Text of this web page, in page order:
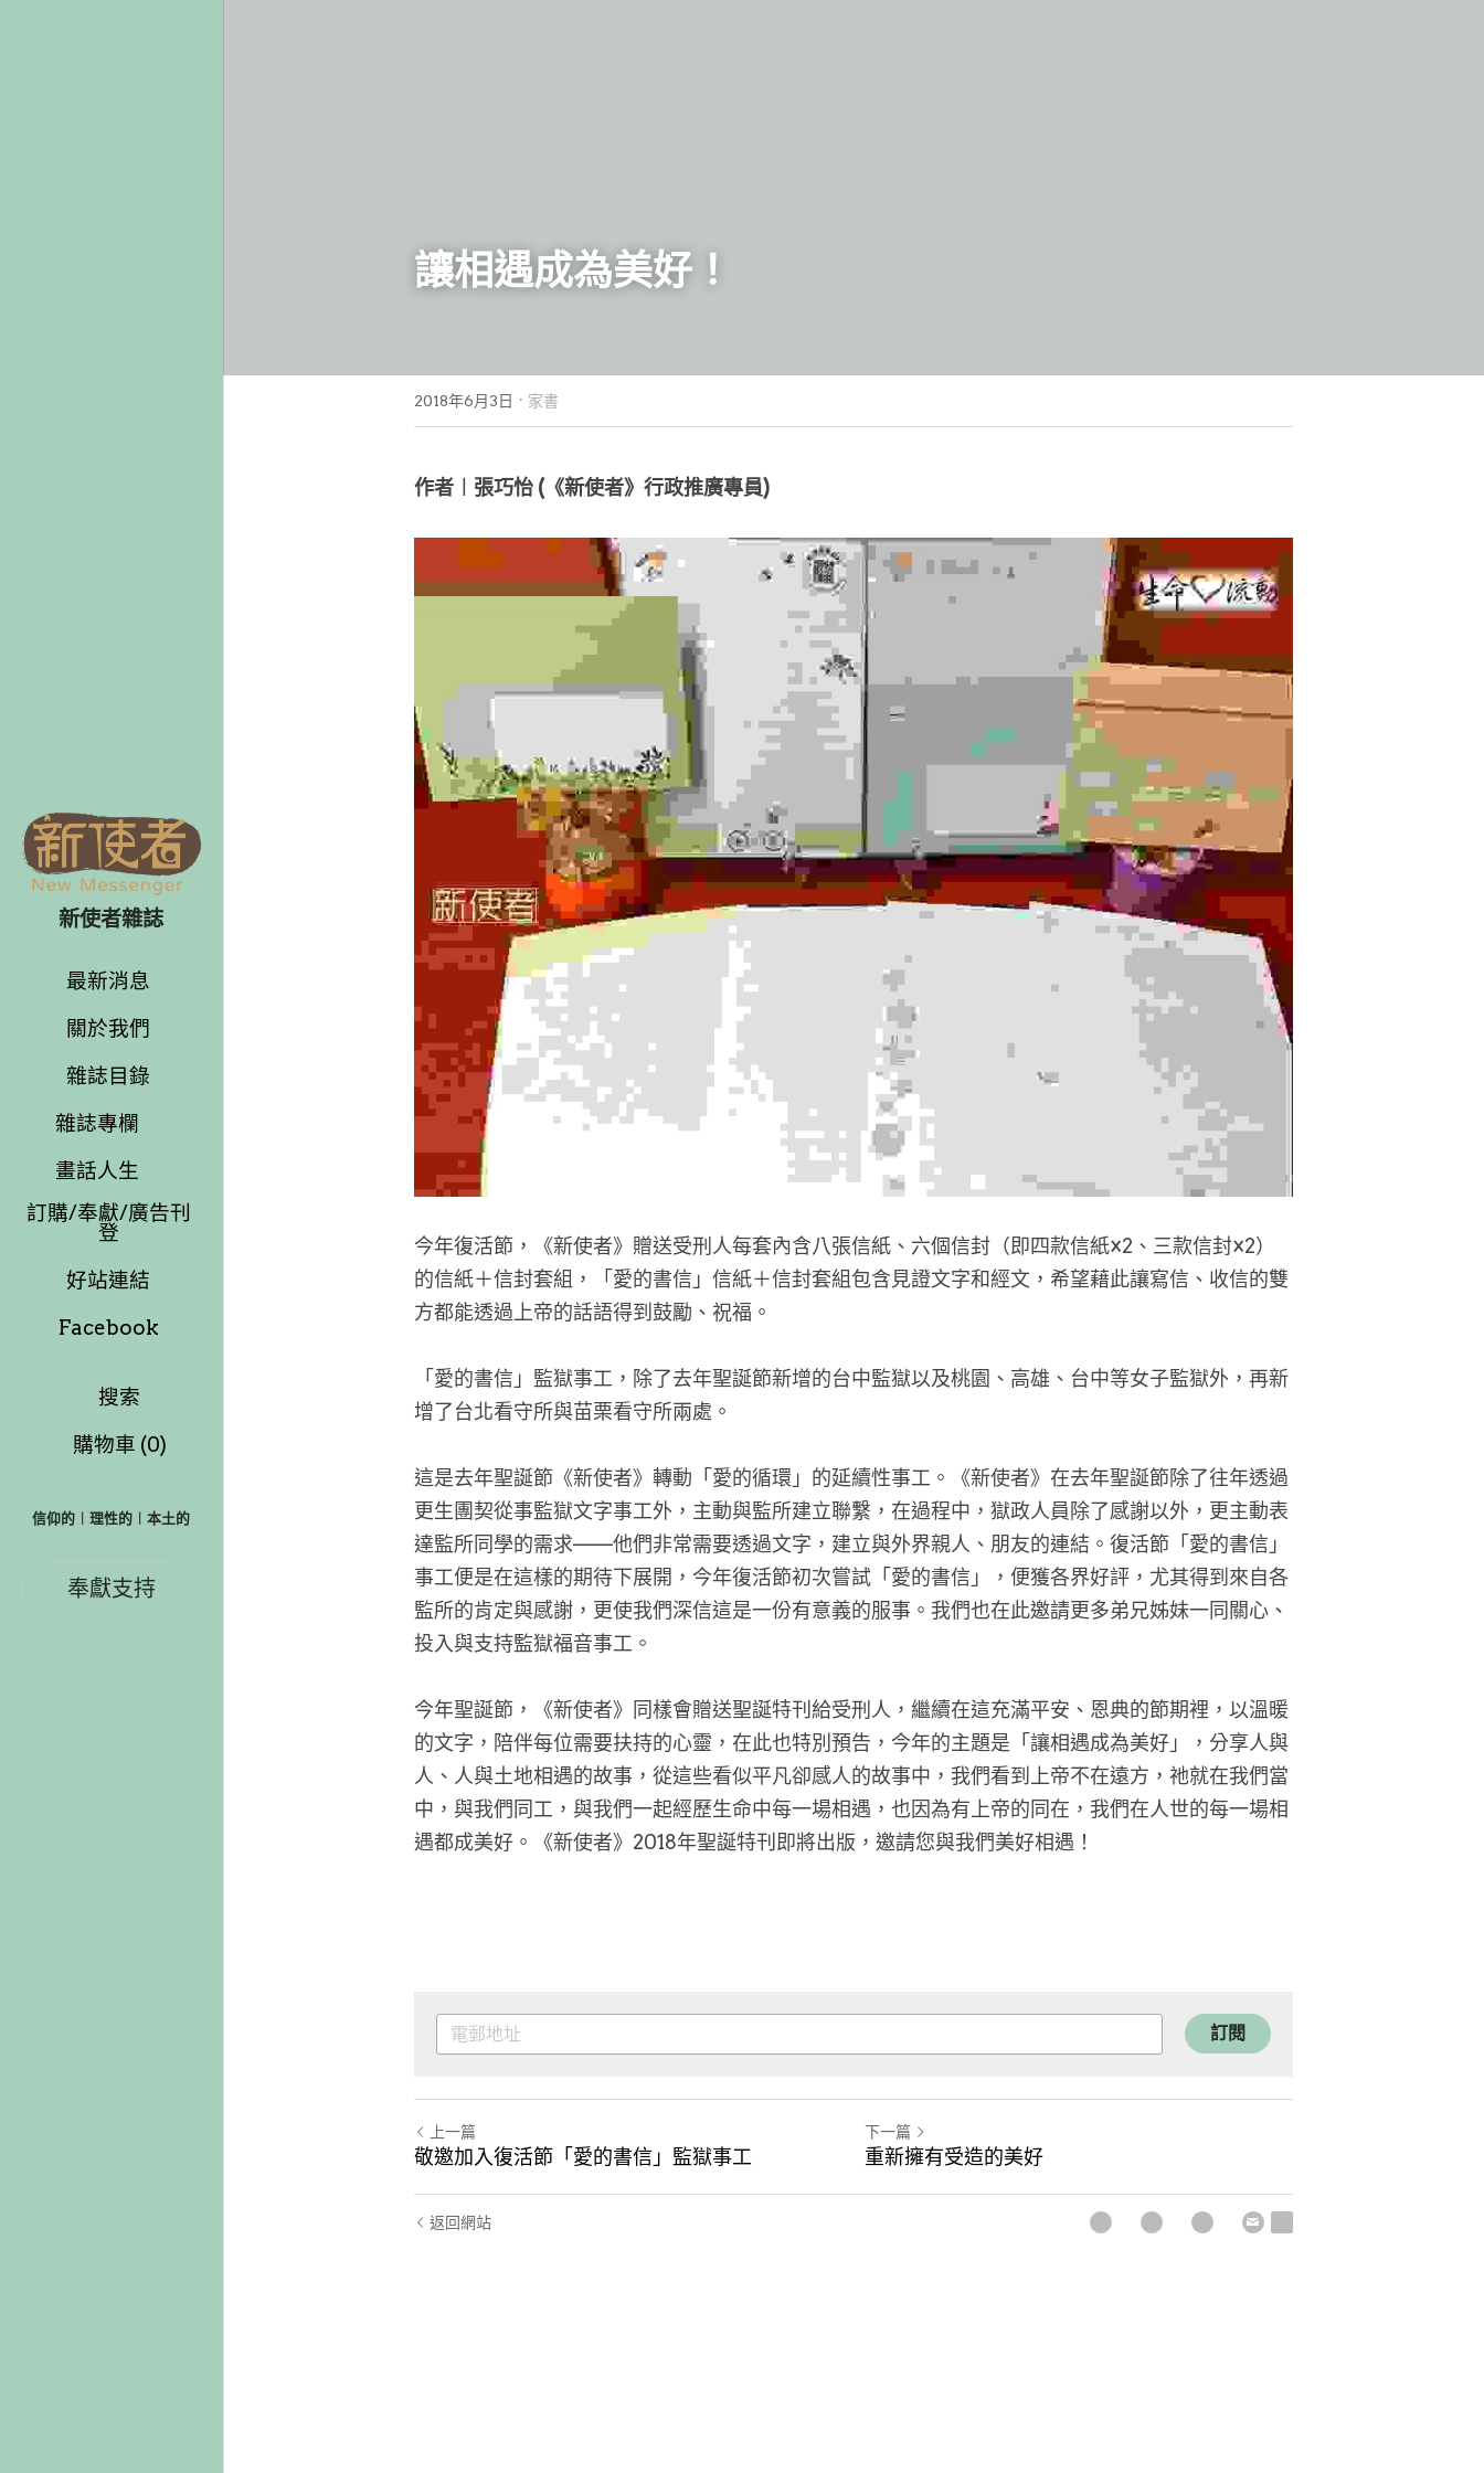
新使者雜誌
最新消息
關於我們
雜誌目錄
雜誌專欄
畫話人生
訂購/奉獻/廣告刊
登
好站連結
Facebook
搜索
購物車(0
信仰的︱理性的︱本土的
奉獻支持
讓相遇成為美好！
2018年6月3日 · 家書
作者︱張巧怡 (《新使者》行政推廣專員)
今年復活節，《新使者》贈送受刑人每套內含八張信紙、六個信封（即四款信紙×2、三款信封×2）
的信紙＋信封套組，「愛的書信」信紙＋信封套組包含見證文字和經文，希望藉此讓寫信、收信的雙
方都能透過上帝的話語得到鼓勵、祝福。
「愛的書信」監獄事工，除了去年聖誕節新增的台中監獄以及桃園、高雄、台中等女子監獄外，再新
增了台北看守所與苗栗看守所兩處。
這是去年聖誕節《新使者》轉動「愛的循環」的延續性事工。《新使者》在去年聖誕節除了往年透過
更生團契從事監獄文字事工外，主動與監所建立聯繫，在過程中，獄政人員除了感謝以外，更主動表
達監所同學的需求——他們非常需要透過文字，建立與外界親人、朋友的連結。復活節「愛的書信」
事工便是在這樣的期待下展開，今年復活節初次嘗試「愛的書信」，便獲各界好評，尤其得到來自各
監所的肯定與感謝，更使我們深信這是一份有意義的服事。我們也在此邀請更多弟兄姊妹一同關心、
投入與支持監獄福音事工。
今年聖誕節，《新使者》同樣會贈送聖誕特刊給受刑人，繼續在這充滿平安、恩典的節期裡，以溫暖
的文字，陪伴每位需要扶持的心靈，在此也特別預告，今年的主題是「讓相遇成為美好」，分享人與
人、人與土地相遇的故事，從這些看似平凡卻感人的故事中，我們看到上帝不在遠方，祂就在我們當
中，與我們同工，與我們一起經歷生命中每一場相遇，也因為有上帝的同在，我們在人世的每一場相
遇都成美好。《新使者》2018年聖誕特刊即將出版，邀請您與我們美好相遇！
訂閱
上一篇
敬邀加入復活節「愛的書信」監獄事工
下一篇
重新擁有受造的美好
返回網站